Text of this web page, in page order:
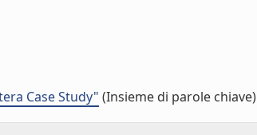
Case Study" (Insieme di parole chiave)